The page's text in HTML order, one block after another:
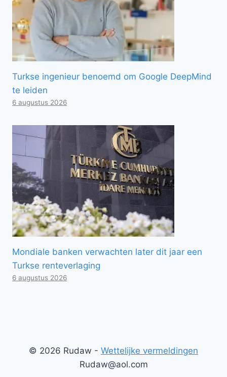
Turkse ingenieur benoemd om Google DeepMind
te leiden
6 augustus 2026
Mondiale banken verwachten later dit jaar een
Turkse renteverlaging
6 augustus 2026
© 2026 Rudaw - Wettelijke vermeldingen
Rudaw@aol.com